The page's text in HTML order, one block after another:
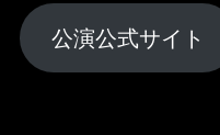
公演公式サイト